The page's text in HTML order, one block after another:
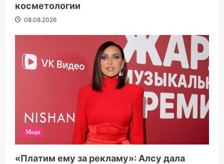
косметологии
08.08.2026
Мода
«Платим ему за рекламу»: Алсу дала